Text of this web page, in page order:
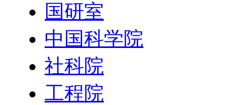
国研室
中国科学院
社科院
工程院